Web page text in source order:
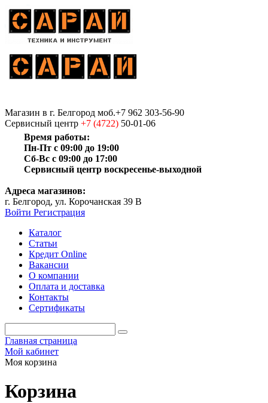
Магазин в г. Белгород моб.+7 962 303-56-90
Сервисный центр +7 (4722) 50-01-06
Время работы:
Пн-Пт с 09:00 до 19:00
Сб-Вс с 09:00 до 17:00
Сервисный центр воскресенье-выходной
Адреса магазинов:
г. Белгород, ул. Корочанская 39 В
Войти Регистрация
Каталог
Статьи
Кредит Online
Вакансии
О компании
Оплата и доставка
Контакты
Сертификаты
Главная страница
Мой кабинет
Моя корзина
Корзина